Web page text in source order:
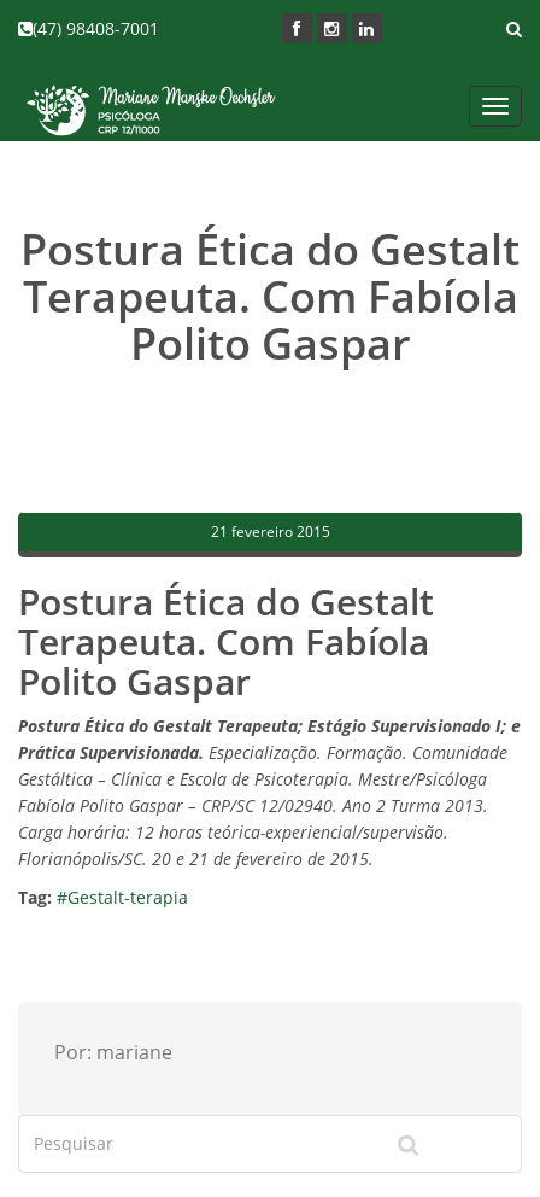
(47) 98408-7001
Postura Ética do Gestalt
Terapeuta. Com Fabíola
Polito Gaspar
21 fevereiro 2015
Postura Ética do Gestalt
Terapeuta. Com Fabíola
Polito Gaspar
Postura Ética do Gestalt Terapeuta; Estágio Supervisionado I; e
Prática Supervisionada. Especialização. Formação. Comunidade
Gestáltica – Clínica e Escola de Psicoterapia. Mestre/Psicóloga
Fabíola Polito Gaspar – CRP/SC 12/02940. Ano 2 Turma 2013.
Carga horária: 12 horas teórica-experiencial/supervisão.
Florianópolis/SC. 20 e 21 de fevereiro de 2015.
Tag: #Gestalt-terapia
Por: mariane